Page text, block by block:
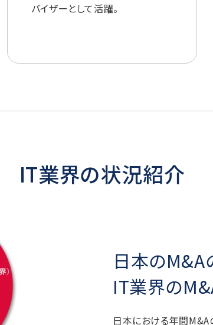
バイザーとして活躍。
IT業界の状況紹介
日本のM&A
IT業界の
日本における年間M&A